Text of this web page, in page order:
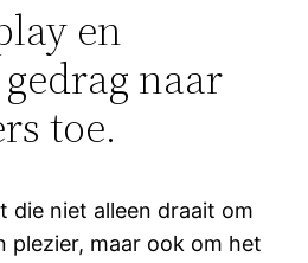
en
naar
toe.
die niet alleen draait om
plezier, maar ook om het